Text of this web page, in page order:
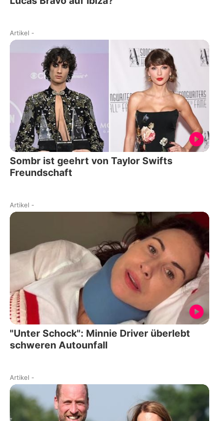
Artikel -
Sombr ist geehrt von Taylor Swifts
Freundschaft
Artikel -
"Unter Schock": Minnie Driver überlebt
schweren Autounfall
Artikel -